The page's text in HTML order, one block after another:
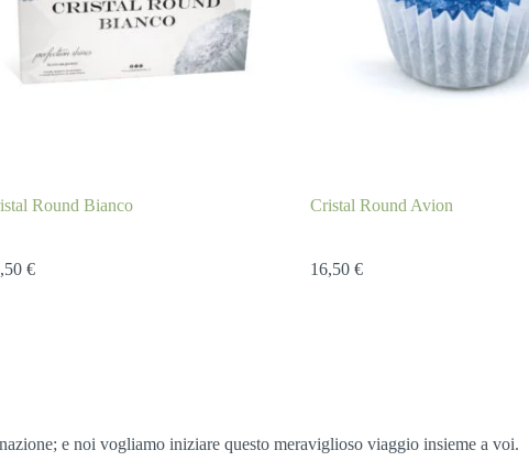
Round Bianco
€
Cristal Round Avion
16,50 €
e noi vogliamo iniziare questo meraviglioso viaggio insieme a voi.